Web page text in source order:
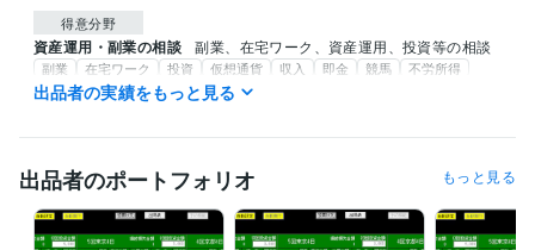
得意分野
資産運用・副業の相談 副業、在宅ワーク、資産運用、投資等の相談
副業 在宅ワーク 投資 仮想通貨 収入 即金 競馬
不労所得
AIソフト
出品者の実績をもっと見る
出品者のポートフォリオ もっと見る